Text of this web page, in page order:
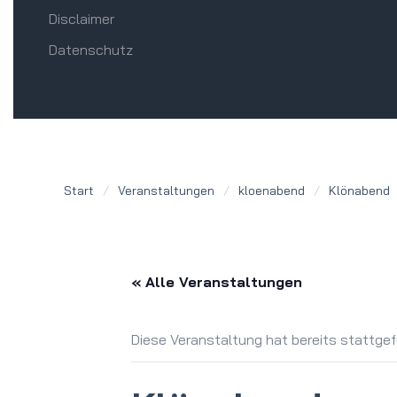
Disclaimer
Datenschutz
Start Veranstaltungen kloenabend Klönabend
« Alle Veranstaltungen
Diese Veranstaltung hat bereits